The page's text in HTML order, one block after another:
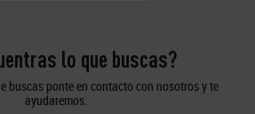
lo que buscas?
buscas ponte en contacto con nosotros y te
ayudaremos.